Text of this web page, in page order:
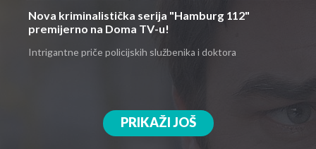
Nova kriminalistička serija "Hamburg 112"
premijerno na Doma TV-u!
Intrigantne priče policijskih službenika i doktora
PRIKAŽI JOŠ